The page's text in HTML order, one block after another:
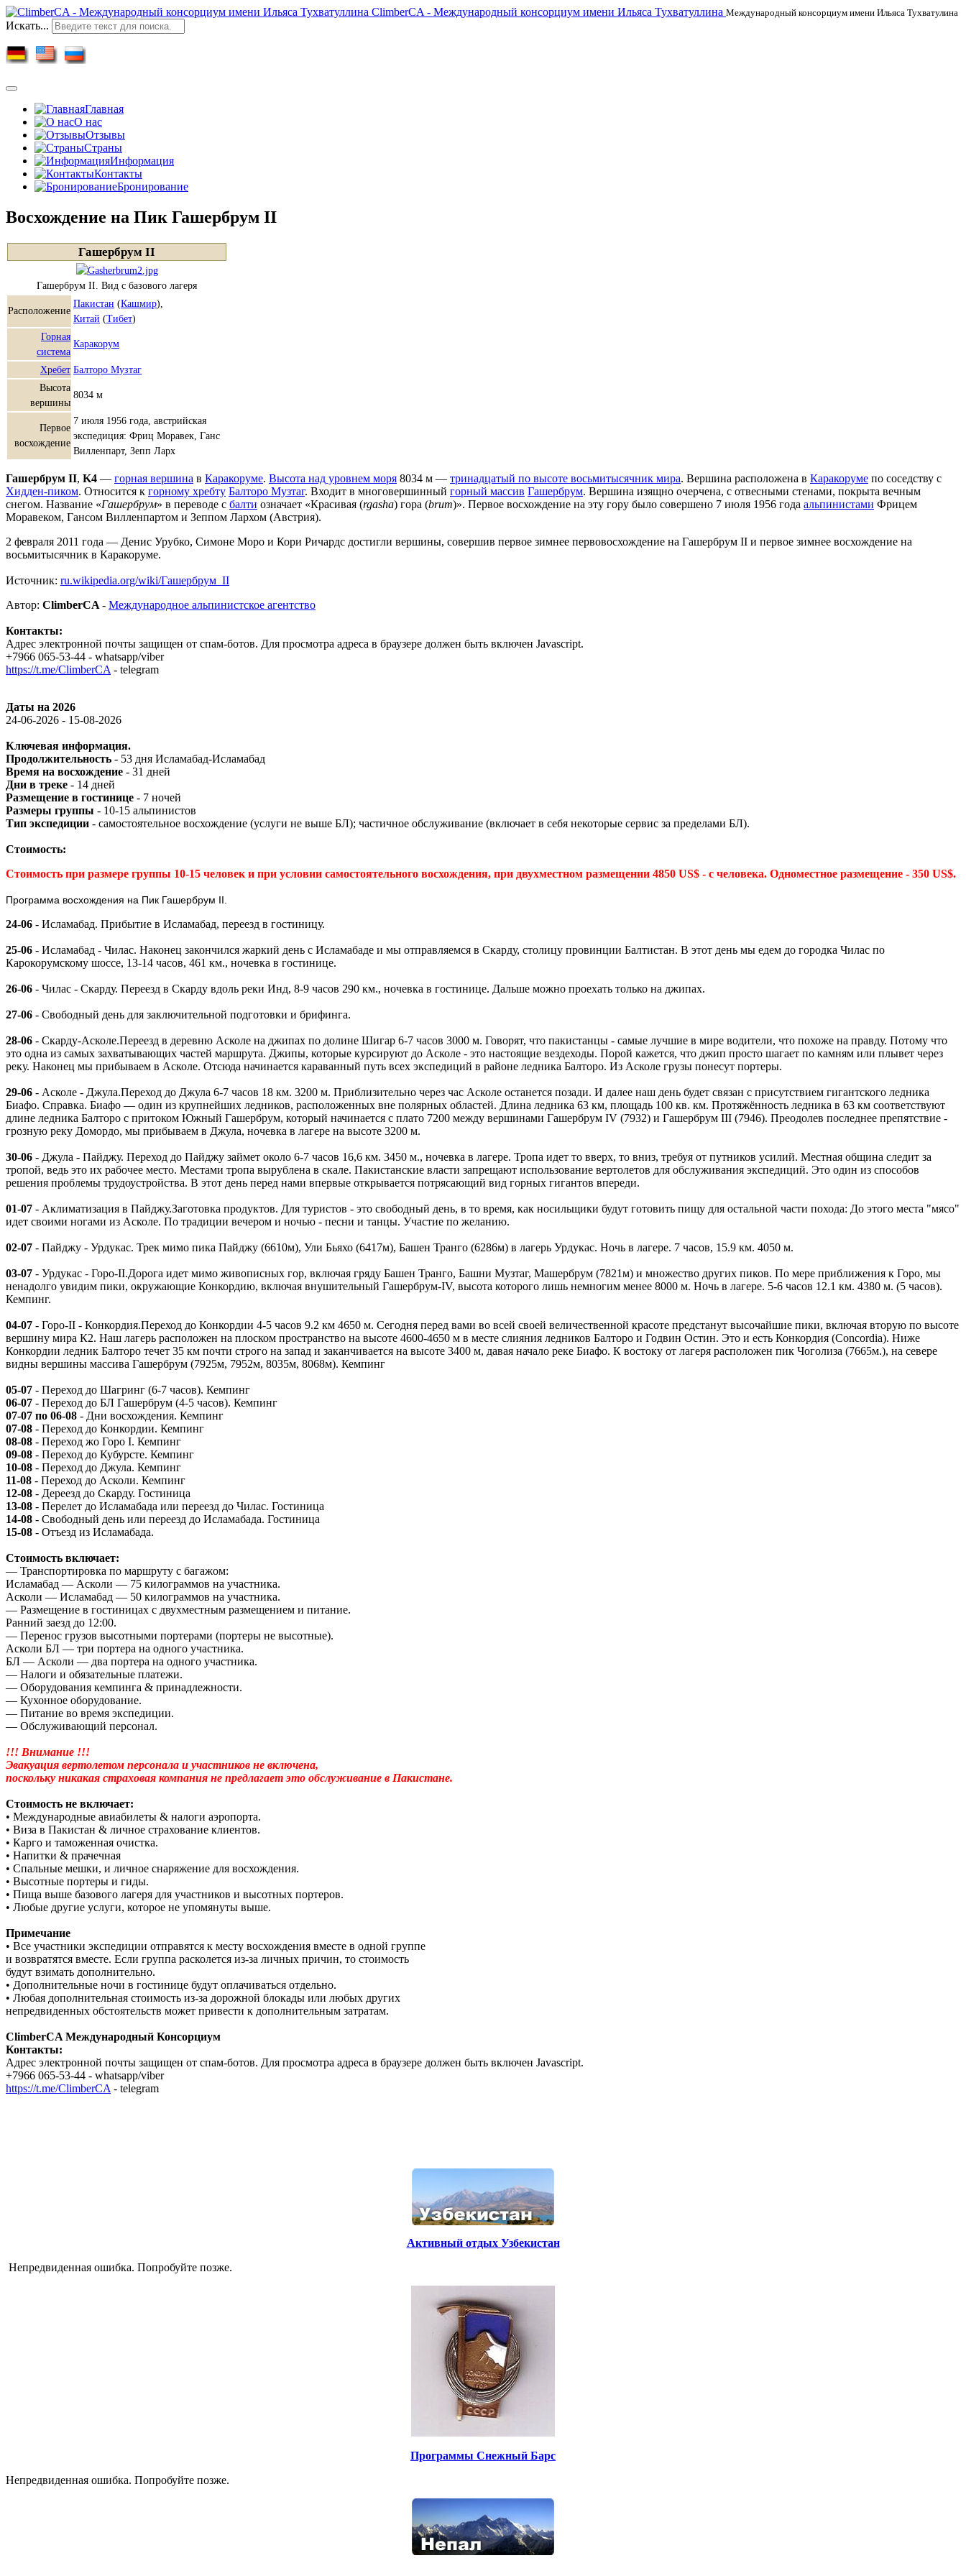
ClimberCA - Международный консорциум имени Ильяса Тухватуллина Международный консорциум имени Ильяса Тухватулина
Искать...
Главная
О нас
Отзывы
Страны
Информация
Контакты
Бронирование
Восхождение на Пик Гашербрум II
Гашербрум II
Гашербрум II. Вид с базового лагеря
Расположение
Пакистан (Кашмир),
Китай (Тибет)
Горная
система
Каракорум
Хребет Балторо Музтаг
Высота
вершины
8034 м
Первое
восхождение
7 июля 1956 года, австрийская
экспедиция: Фриц Моравек, Ганс
Вилленпарт, Зепп Ларх
Гашербрум II, K4 — горная вершина в Каракоруме. Высота над уровнем моря 8034 м — тринадцатый по высоте восьмитысячник мира. Вершина расположена в Каракоруме по соседству с
Хидден-пиком. Относится к горному хребту Балторо Музтаг. Входит в многовершинный горный массив Гашербрум. Вершина изящно очерчена, с отвесными стенами, покрыта вечным
снегом. Название «Гашербрум» в переводе с балти означает «Красивая (rgasha) гора (brum)». Первое восхождение на эту гору было совершено 7 июля 1956 года альпинистами Фрицем
Моравеком, Гансом Вилленпартом и Зеппом Лархом (Австрия).
2 февраля 2011 года — Денис Урубко, Симоне Моро и Кори Ричардс достигли вершины, совершив первое зимнее первовосхождение на Гашербрум II и первое зимнее восхождение на
восьмитысячник в Каракоруме.
Источник: ru.wikipedia.org/wiki/Гашербрум_II
Автор: ClimberCA - Международное альпинистское агентство
Контакты:
Адрес электронной почты защищен от спам-ботов. Для просмотра адреса в браузере должен быть включен Javascript.
+7966 065-53-44 - whatsapp/viber
https://t.me/ClimberCA - telegram
Даты на 2026
24-06-2026 - 15-08-2026
Ключевая информация.
Продолжительность - 53 дня Исламабад-Исламабад
Время на восхождение - 31 дней
Дни в треке - 14 дней
Размещение в гостинице - 7 ночей
Размеры группы - 10-15 альпинистов
Тип экспедиции - самостоятельное восхождение (услуги не выше БЛ); частичное обслуживание (включает в себя некоторые сервис за пределами БЛ).
Стоимость:
Стоимость при размере группы 10-15 человек и при условии самостоятельного восхождения, при двухместном размещении 4850 US$ - с человека. Одноместное размещение - 350 US$.
Программа восхождения на Пик Гашербрум II.
24-06 - Исламабад. Прибытие в Исламабад, переезд в гостиницу.
25-06 - Исламабад - Чилас. Наконец закончился жаркий день с Исламабаде и мы отправляемся в Скарду, столицу провинции Балтистан. В этот день мы едем до городка Чилас по
Карокорумскому шоссе, 13-14 часов, 461 км., ночевка в гостинице.
26-06 - Чилас - Скарду. Переезд в Скарду вдоль реки Инд, 8-9 часов 290 км., ночевка в гостинице. Дальше можно проехать только на джипах.
27-06 - Свободный день для заключительной подготовки и брифинга.
28-06 - Скарду-Асколе.Переезд в деревню Асколе на джипах по долине Шигар 6-7 часов 3000 м. Говорят, что пакистанцы - самые лучшие в мире водители, что похоже на правду. Потому что
это одна из самых захватывающих частей маршрута. Джипы, которые курсируют до Асколе - это настоящие вездеходы. Порой кажется, что джип просто шагает по камням или плывет через
реку. Наконец мы прибываем в Асколе. Отсюда начинается караванный путь всех экспедиций в районе ледника Балторо. Из Асколе грузы понесут портеры.
29-06 - Асколе - Джула.Переход до Джула 6-7 часов 18 км. 3200 м. Приблизительно через час Асколе останется позади. И далее наш день будет связан с присутствием гигантского ледника
Биафо. Справка. Биафо — один из крупнейших ледников, расположенных вне полярных областей. Длина ледника 63 км, площадь 100 кв. км. Протяжённость ледника в 63 км соответствуют
длине ледника Балторо с притоком Южный Гашербрум, который начинается с плато 7200 между вершинами Гашербрум IV (7932) и Гашербрум III (7946). Преодолев последнее препятствие -
грозную реку Домордо, мы прибываем в Джула, ночевка в лагере на высоте 3200 м.
30-06 - Джула - Пайджу. Переход до Пайджу займет около 6-7 часов 16,6 км. 3450 м., ночевка в лагере. Тропа идет то вверх, то вниз, требуя от путников усилий. Местная община следит за
тропой, ведь это их рабочее место. Местами тропа вырублена в скале. Пакистанские власти запрещают использование вертолетов для обслуживания экспедиций. Это один из способов
решения проблемы трудоустройства. В этот день перед нами впервые открывается потрясающий вид горных гигантов впереди.
01-07 - Аклиматизация в Пайджу.Заготовка продуктов. Для туристов - это свободный день, в то время, как носильщики будут готовить пищу для остальной части похода: До этого места "мясо"
идет своими ногами из Асколе. По традиции вечером и ночью - песни и танцы. Участие по желанию.
02-07 - Пайджу - Урдукас. Трек мимо пика Пайджу (6610м), Ули Бьяхо (6417м), Башен Транго (6286м) в лагерь Урдукас. Ночь в лагере. 7 часов, 15.9 км. 4050 м.
03-07 - Урдукас - Горо-II.Дорога идет мимо живописных гор, включая гряду Башен Транго, Башни Музтаг, Машербрум (7821м) и множество других пиков. По мере приближения к Горо, мы
ненадолго увидим пики, окружающие Конкордию, включая внушительный Гашербрум-IV, высота которого лишь немногим менее 8000 м. Ночь в лагере. 5-6 часов 12.1 км. 4380 м. (5 часов).
Кемпинг.
04-07 - Горо-II - Конкордия.Переход до Конкордии 4-5 часов 9.2 км 4650 м. Сегодня перед вами во всей своей величественной красоте предстанут высочайшие пики, включая вторую по высоте
вершину мира К2. Наш лагерь расположен на плоском пространство на высоте 4600-4650 м в месте слияния ледников Балторо и Годвин Остин. Это и есть Конкордия (Concordia). Ниже
Конкордии ледник Балторо течет 35 км почти строго на запад и заканчивается на высоте 3400 м, давая начало реке Биафо. К востоку от лагеря расположен пик Чоголиза (7665м.), на севере
видны вершины массива Гашербрум (7925м, 7952м, 8035м, 8068м). Кемпинг
05-07 - Переход до Шагринг (6-7 часов). Кемпинг
06-07 - Переход до БЛ Гашербрум (4-5 часов). Кемпинг
07-07 по 06-08 - Дни восхождения. Кемпинг
07-08 - Переход до Конкордии. Кемпинг
08-08 - Переход жо Горо I. Кемпинг
09-08 - Переход до Кубурсте. Кемпинг
10-08 - Переход до Джула. Кемпинг
11-08 - Переход до Асколи. Кемпинг
12-08 - Дереезд до Скарду. Гостиница
13-08 - Перелет до Исламабада или переезд до Чилас. Гостиница
14-08 - Свободный день или переезд до Исламабада. Гостиница
15-08 - Отъезд из Исламабада.
Стоимость включает:
— Транспортировка по маршруту с багажом:
Исламабад — Асколи — 75 килограммов на участника.
Асколи — Исламабад — 50 килограммов на участника.
— Размещение в гостиницах с двухместным размещением и питание.
Ранний заезд до 12:00.
— Перенос грузов высотными портерами (портеры не высотные).
Асколи БЛ — три портера на одного участника.
БЛ — Асколи — два портера на одного участника.
— Налоги и обязательные платежи.
— Оборудования кемпинга & принадлежности.
— Кухонное оборудование.
— Питание во время экспедиции.
— Обслуживающий персонал.
!!! Внимание !!!
Эвакуация вертолетом персонала и участников не включена,
поскольку никакая страховая компания не предлагает это обслуживание в Пакистане.
Стоимость не включает:
• Международные авиабилеты & налоги аэропорта.
• Виза в Пакистан & личное страхование клиентов.
• Карго и таможенная очистка.
• Напитки & прачечная
• Спальные мешки, и личное снаряжение для восхождения.
• Высотные портеры и гиды.
• Пища выше базового лагеря для участников и высотных портеров.
• Любые другие услуги, которое не упомянуты выше.
Примечание
• Все участники экспедиции отправятся к месту восхождения вместе в одной группе
и возвратятся вместе. Если группа расколется из-за личных причин, то стоимость
будут взимать дополнительно.
• Дополнительные ночи в гостинице будут оплачиваться отдельно.
• Любая дополнительная стоимость из-за дорожной блокады или любых других
непредвиденных обстоятельств может привести к дополнительным затратам.
ClimberCA Международный Консорциум
Контакты:
Адрес электронной почты защищен от спам-ботов. Для просмотра адреса в браузере должен быть включен Javascript.
+7966 065-53-44 - whatsapp/viber
https://t.me/ClimberCA - telegram
Активный отдых Узбекистан
Непредвиденная ошибка. Попробуйте позже.
Программы Снежный Барс
Непредвиденная ошибка. Попробуйте позже.